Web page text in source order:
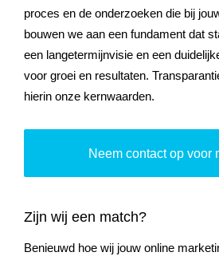
proces en de onderzoeken die bij
bouwen we aan een fundament dat
een langetermijnvisie en een
voor groei en resultaten.
hierin onze kernwaarden.
Neem contact op voor
Zijn wij een match?
Benieuwd hoe wij jouw online